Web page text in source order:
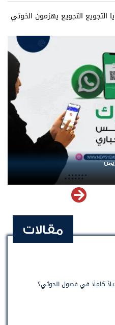
التجويع التجويع يهزمون الخوثي
مقالات
كاملًا في فصول الحوثي؟